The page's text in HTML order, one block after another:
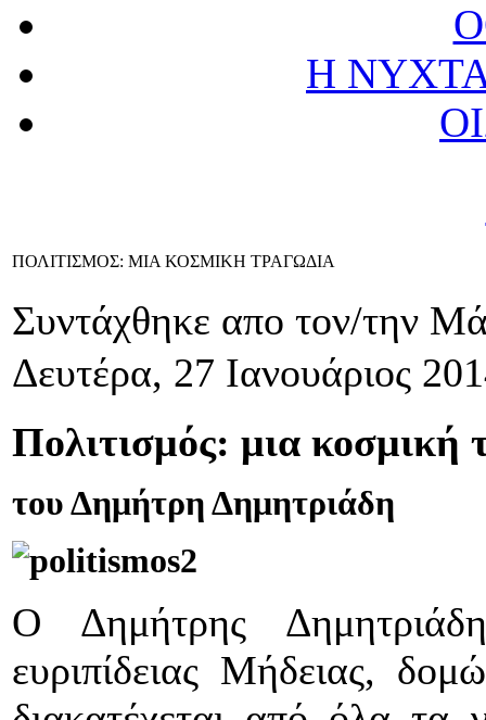
Η
ΠΟΛΙΤΙΣΜΟΣ: ΜΙΑ ΚΟΣΜΙΚΗ ΤΡΑΓΩΔΙΑ
Συντάχθηκε απο τον/την
Δευτέρα, 27 Ιανουάριος
Πολιτισμός: μια κοσμική
του Δημήτρη Δημητριάδη
Ο Δημήτρης
ευριπίδειας Μήδειας,